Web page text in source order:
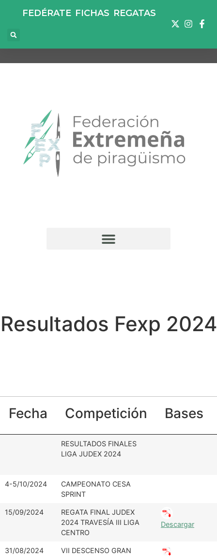
FEDÉRATE FICHAS REGATAS
Resultados Fexp 2024
Fecha Competición
Bases
Competición
RESULTADOS FINALES
LIGA JUDEX 2024
4-5/10/2024
CAMPEONATO CESA
SPRINT
15/09/2024
REGATA FINAL JUDEX
2024 TRAVESÍA III LIGA
CENTRO
Descargar
31/08/2024
VII DESCENSO GRAN